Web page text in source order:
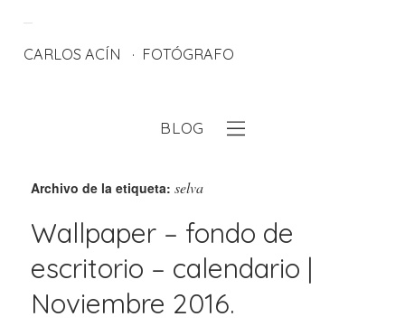
CARLOS ACÍN FOTÓGRAFO
BLOG
Archivo de la etiqueta: selva
Wallpaper – fondo de
escritorio – calendario |
Noviembre 2016.